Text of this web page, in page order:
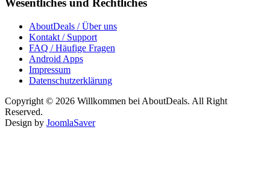
Wesentliches und Rechtliches
AboutDeals / Über uns
Kontakt / Support
FAQ / Häufige Fragen
Android Apps
Impressum
Datenschutzerklärung
Copyright © 2026 Willkommen bei AboutDeals. All Right
Reserved.
Design by JoomlaSaver